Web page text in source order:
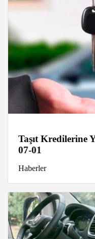
Taşıt Kredilerine
07-01
Haberler